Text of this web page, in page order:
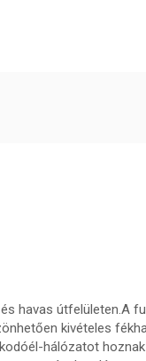
havas útfelületen.A
kivételes
hálózatot